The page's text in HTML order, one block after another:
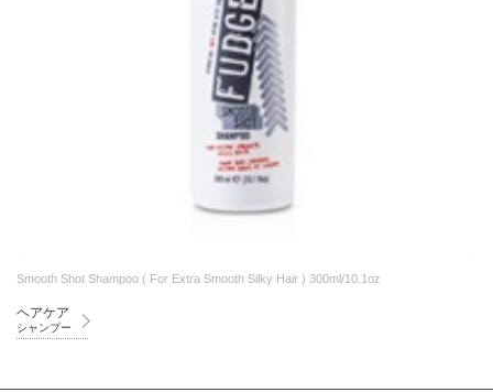
Smooth Shot Shampoo ( For Extra Smooth Silky Hair ) 300ml/10.1oz
ヘアケア
シャンプー